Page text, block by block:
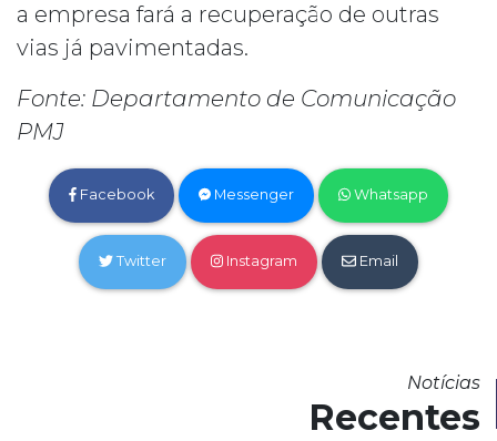
a empresa fará a recuperação de outras
vias já pavimentadas.
Fonte: Departamento de Comunicação
PMJ
Facebook Messenger Whatsapp
Twitter Instagram Email
Notícias
Recentes